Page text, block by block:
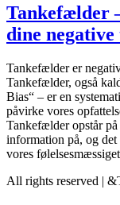
Tankefælder
dine
Tankefælder er
Tankefælder, også
Bias“ – er en
påvirke vores
Tankefælder opstår
information på, og
vores
All rights reserved |